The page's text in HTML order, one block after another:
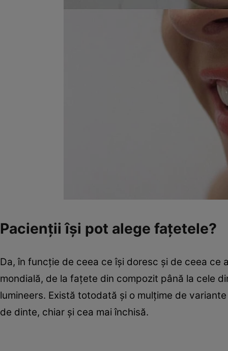
Pacienţii îşi pot alege faţetele?
Da, în funcţie de ceea ce îşi doresc şi de ceea
mondială, de la faţete din compozit până la cele
lumineers. Există totodată şi o mulţime de
de dinte, chiar şi cea mai închisă.